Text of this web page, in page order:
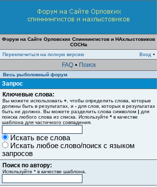
Форум на Сайте Орловских Спиннингистов и НАхлыстовиков
СОСНа
Переключиться на полную версию
Вход •
FAQ • Поиск
Весь рыболовный форум
Запрос
Ключевые слова:
Вы можете использовать + , чтобы определить слова, которые
должны быть в результатах, и - для слов, которых в результатах
быть не должно. Вы можете разделить слова символом | для
поиска любого слова из списка. Используйте * в качестве
шаблона для частичного совпадения.
Искать все слова
Искать любое слово/поиск с языком
запросов
Поиск по автору:
Используйте * в качестве шаблона.